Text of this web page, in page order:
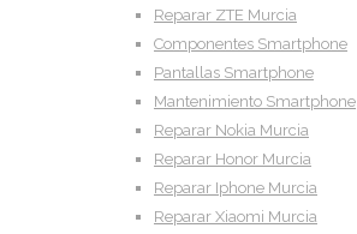
Reparar ZTE Murcia
Componentes Smartphone
Pantallas Smartphone
Mantenimiento Smartphone
Reparar Nokia Murcia
Reparar Honor Murcia
Reparar Iphone Murcia
Reparar Xiaomi Murcia